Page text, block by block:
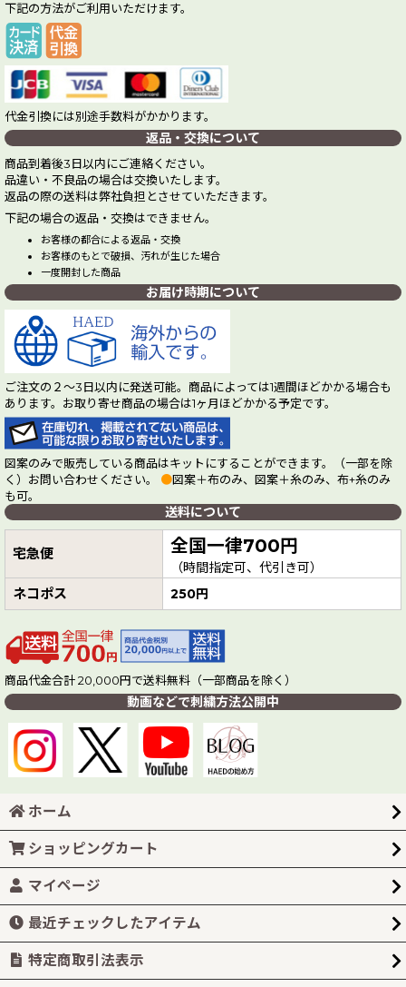
下記の方法がご利用いただけます。
代金引換には別途手数料がかかります。
返品・交換について
商品到着後3日以内にご連絡ください。
品違い・不良品の場合は交換いたします。
返品の際の送料は弊社負担とさせていただきます。
下記の場合の返品・交換はできません。
お客様の都合による返品・交換
お客様のもとで破損、汚れが生じた場合
一度開封した商品
お届け時期について
ご注文の２～3日以内に発送可能。商品によっては1週間ほどかかる場合も
あります。お取り寄せ商品の場合は1ヶ月ほどかかる予定です。
図案のみで販売している商品はキットにすることができます。（一部を除
く）お問い合わせください。 ●図案＋布のみ、図案＋糸のみ、布+糸のみ
も可。
送料について
宅急便 全国一律700円
（時間指定可、代引き可）
ネコポス 250円
商品代金合計 20,000円で送料無料（一部商品を除く）
動画などで刺繍方法公開中
ホーム
ショッピングカート
マイページ
最近チェックしたアイテム
特定商取引法表示